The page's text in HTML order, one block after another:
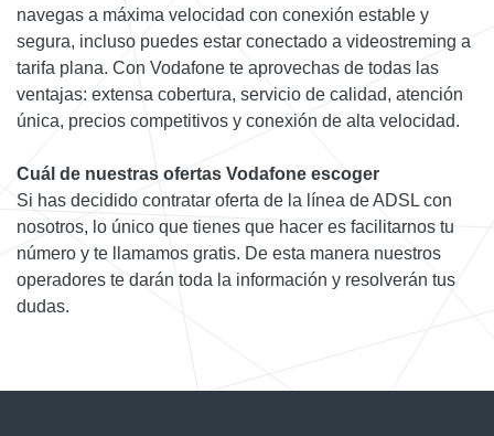
navegas a máxima velocidad con conexión estable y
segura, incluso puedes estar conectado a videostreming a
tarifa plana. Con Vodafone te aprovechas de todas las
ventajas: extensa cobertura, servicio de calidad, atención
única, precios competitivos y conexión de alta velocidad.
Cuál de nuestras ofertas Vodafone escoger
Si has decidido contratar oferta de la línea de ADSL con
nosotros, lo único que tienes que hacer es facilitarnos tu
número y te llamamos gratis. De esta manera nuestros
operadores te darán toda la información y resolverán tus
dudas.